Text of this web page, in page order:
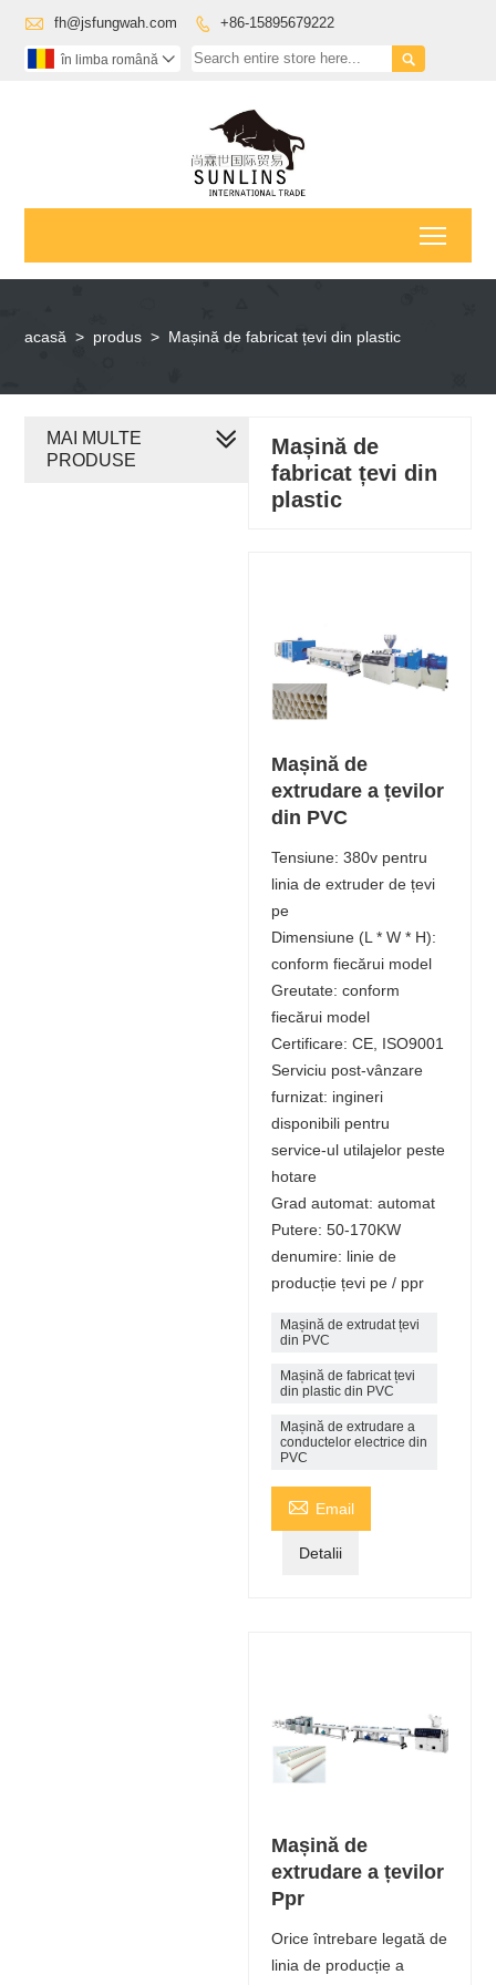
 fh@jsfungwah.com  +86-15895679222

în limba română 
acasă > produs > Mașină de fabricat țevi din plastic
Mașină de
fabricat țevi din
plastic
Mașină de
extrudare a țevilor
din PVC
Tensiune: 380v pentru
linia de extruder de țevi
pe
Dimensiune (L * W * H):
conform fiecărui model
Greutate: conform
fiecărui model
Certificare: CE, ISO9001
Serviciu post-vânzare
furnizat: ingineri
disponibili pentru
service-ul utilajelor peste
hotare
Grad automat: automat
Putere: 50-170KW
denumire: linie de
producție țevi pe / ppr
Mașină de extrudat țevi
din PVC
Mașină de fabricat țevi
din plastic din PVC
Mașină de extrudare a
conductelor electrice din
PVC
 Email
Detalii
Mașină de
extrudare a țevilor
Ppr
Orice întrebare legată de
linia de producție a
MAI MULTE
PRODUSE